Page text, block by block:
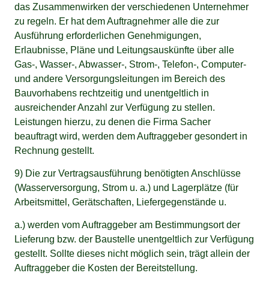
das Zusammenwirken der verschiedenen Unternehmer
zu regeln. Er hat dem Auftragnehmer alle die zur
Ausführung erforderlichen Genehmigungen,
Erlaubnisse, Pläne und Leitungsauskünfte über alle
Gas-, Wasser-, Abwasser-, Strom-, Telefon-, Computer-
und andere Versorgungsleitungen im Bereich des
Bauvorhabens rechtzeitig und unentgeltlich in
ausreichender Anzahl zur Verfügung zu stellen.
Leistungen hierzu, zu denen die Firma Sacher
beauftragt wird, werden dem Auftraggeber gesondert in
Rechnung gestellt.
9) Die zur Vertragsausführung benötigten Anschlüsse
(Wasserversorgung, Strom u. a.) und Lagerplätze (für
Arbeitsmittel, Gerätschaften, Liefergegenstände u.
a.) werden vom Auftraggeber am Bestimmungsort der
Lieferung bzw. der Baustelle unentgeltlich zur Verfügung
gestellt. Sollte dieses nicht möglich sein, trägt allein der
Auftraggeber die Kosten der Bereitstellung.